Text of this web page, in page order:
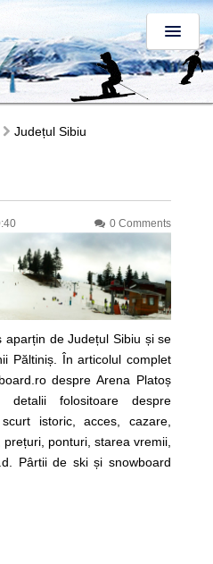
Județul Sibiu
0 Comments
aparțin de Județul Sibiu și se
Păltiniș. În articolul complet
despre Arena Platoș
folositoare despre
istoric, acces, cazare,
ponturi, starea vremii,
Pârtii de ski și snowboard